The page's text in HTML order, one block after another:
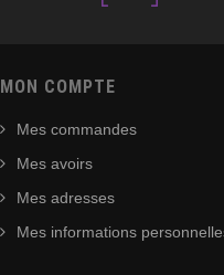
MON COMPTE
Mes commandes
Mes avoirs
Mes adresses
Mes informations